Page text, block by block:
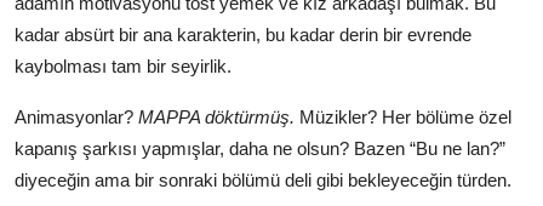
kadar absürt bir ana karakterin, bu kadar derin bir evrende
kaybolması tam bir seyirlik.
Animasyonlar? MAPPA döktürmüş. Müzikler? Her bölüme özel
kapanış şarkısı yapmışlar, daha ne olsun? Bazen “Bu ne lan?”
diyeceğin ama bir sonraki bölümü deli gibi bekleyeceğin türden.